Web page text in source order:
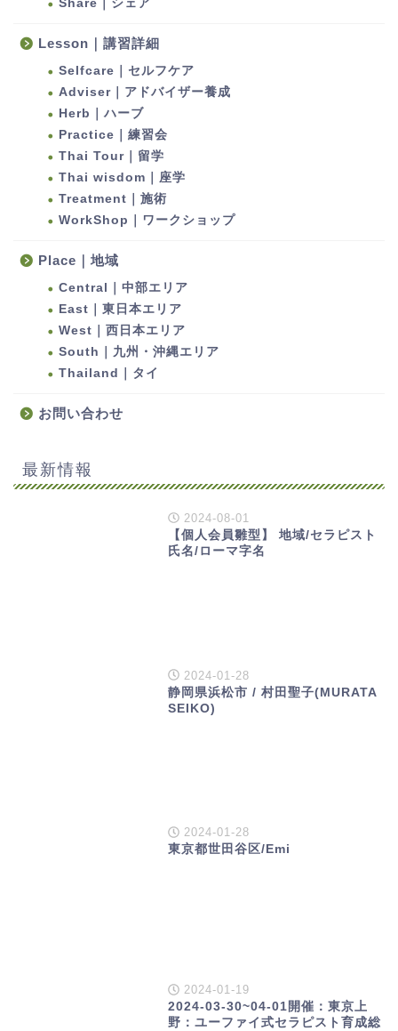
Share｜シェア
Lesson｜講習詳細
Selfcare｜セルフケア
Adviser｜アドバイザー養成
Herb｜ハーブ
Practice｜練習会
Thai Tour｜留学
Thai wisdom｜座学
Treatment｜施術
WorkShop｜ワークショップ
Place｜地域
Central｜中部エリア
East｜東日本エリア
West｜西日本エリア
South｜九州・沖縄エリア
Thailand｜タイ
お問い合わせ
最新情報
2024-08-01
【個人会員雛型】 地域/セラピスト
氏名/ローマ字名
2024-01-28
静岡県浜松市 / 村田聖子(MURATA
SEIKO)
2024-01-28
東京都世田谷区/Emi
2024-01-19
2024-03-30~04-01開催：東京上
野：ユーファイ式セラピスト育成総